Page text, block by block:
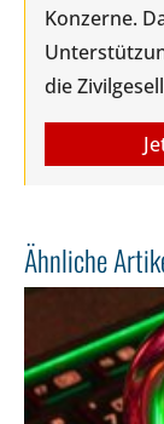
Konzerne.
die
Ähnliche